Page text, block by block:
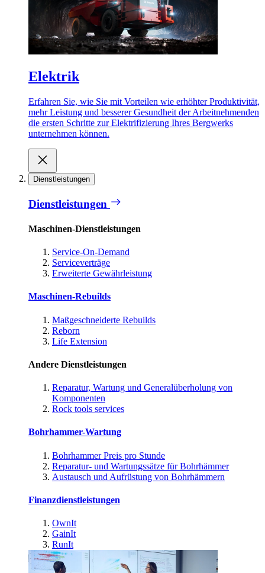
Elektrik
Erfahren Sie, wie Sie mit Vorteilen wie erhöhter Produktivität,
mehr Leistung und besserer Gesundheit der Arbeitnehmenden
die ersten Schritte zur Elektrifizierung Ihres Bergwerks
unternehmen können.
Dienstleistungen
Dienstleistungen
Maschinen-Dienstleistungen
Service-On-Demand
Serviceverträge
Erweiterte Gewährleistung
Maschinen-Rebuilds
Maßgeschneiderte Rebuilds
Reborn
Life Extension
Andere Dienstleistungen
Reparatur, Wartung und Generalüberholung von
Komponenten
Rock tools services
Bohrhammer-Wartung
Bohrhammer Preis pro Stunde
Reparatur- und Wartungssätze für Bohrhämmer
Austausch und Aufrüstung von Bohrhämmern
Finanzdienstleistungen
OwnIt
GainIt
RunIt